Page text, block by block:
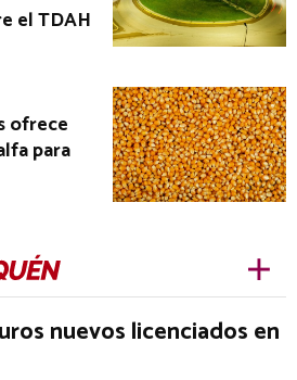
el TDAH
ofrece
para
nuevos licenciados en